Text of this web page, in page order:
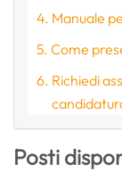
Manuale
Come
Richiedi
Posti